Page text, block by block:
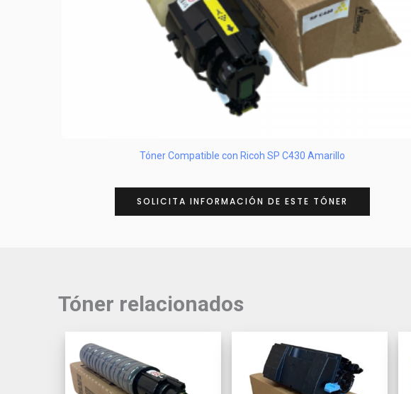
Tóner Compatible con Ricoh SP C430 Amarillo
SOLICITA INFORMACIÓN DE ESTE TÓNER
Tóner relacionados